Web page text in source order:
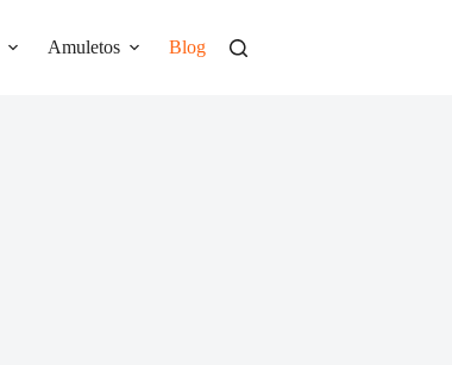
Amuletos Blog